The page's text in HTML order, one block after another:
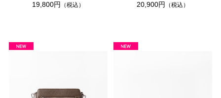
19,800円
（税込）
20,900円
（税込）